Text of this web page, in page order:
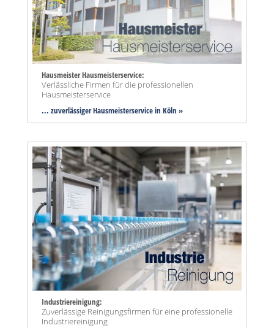
Hausmeister Hausmeisterservice:
Verlässliche Firmen für die professionellen
Hausmeisterservice
... zuverlässiger Hausmeisterservice in Köln »
Industriereinigung:
Zuverlässige Reinigungsfirmen für eine professionelle
Industriereinigung